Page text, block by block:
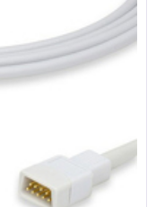
Авента-М
ИВЛ Hamilton
ИВЛ Drager